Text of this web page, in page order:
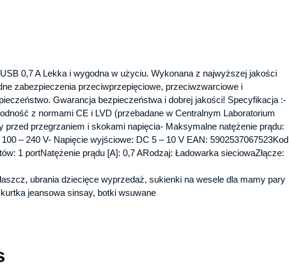
0,7 A Lekka i wygodna w użyciu. Wykonana z najwyższej jakości
zabezpieczenia przeciwprzepięciowe, przeciwzwarciowe i
Gwarancja bezpieczeństwa i dobrej jakości! Specyfikacja :-
z normami CE i LVD (przebadane w Centralnym Laboratorium
przed przegrzaniem i skokami napięcia- Maksymalne natężenie prądu:
– 240 V- Napięcie wyjściowe: DC 5 – 10 V EAN: 5902537067523Kod
1 portNatężenie prądu [A]: 0,7 ARodzaj: Ładowarka sieciowaZłącze:
ubrania dziecięce wyprzedaż, sukienki na wesele dla mamy pary
jeansowa sinsay, botki wsuwane